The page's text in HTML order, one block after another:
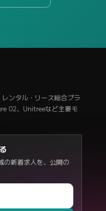
ンタル・リース総合プラ
02、Unitreeなど主要モ
の新着求人を、公開の